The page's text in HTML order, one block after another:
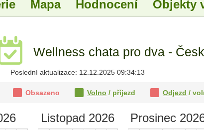
Mapa Hodnocení Objekty
Wellness chata pro dva -
Poslední aktualizace: 12.12.2025 09:34:13
Obsazeno Volno / příjezd Odjezd /
Listopad 2026 Prosinec